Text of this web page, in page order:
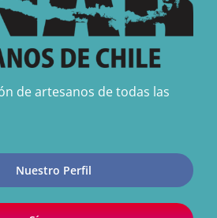
de artesanos de todas las
Nuestro Perfil